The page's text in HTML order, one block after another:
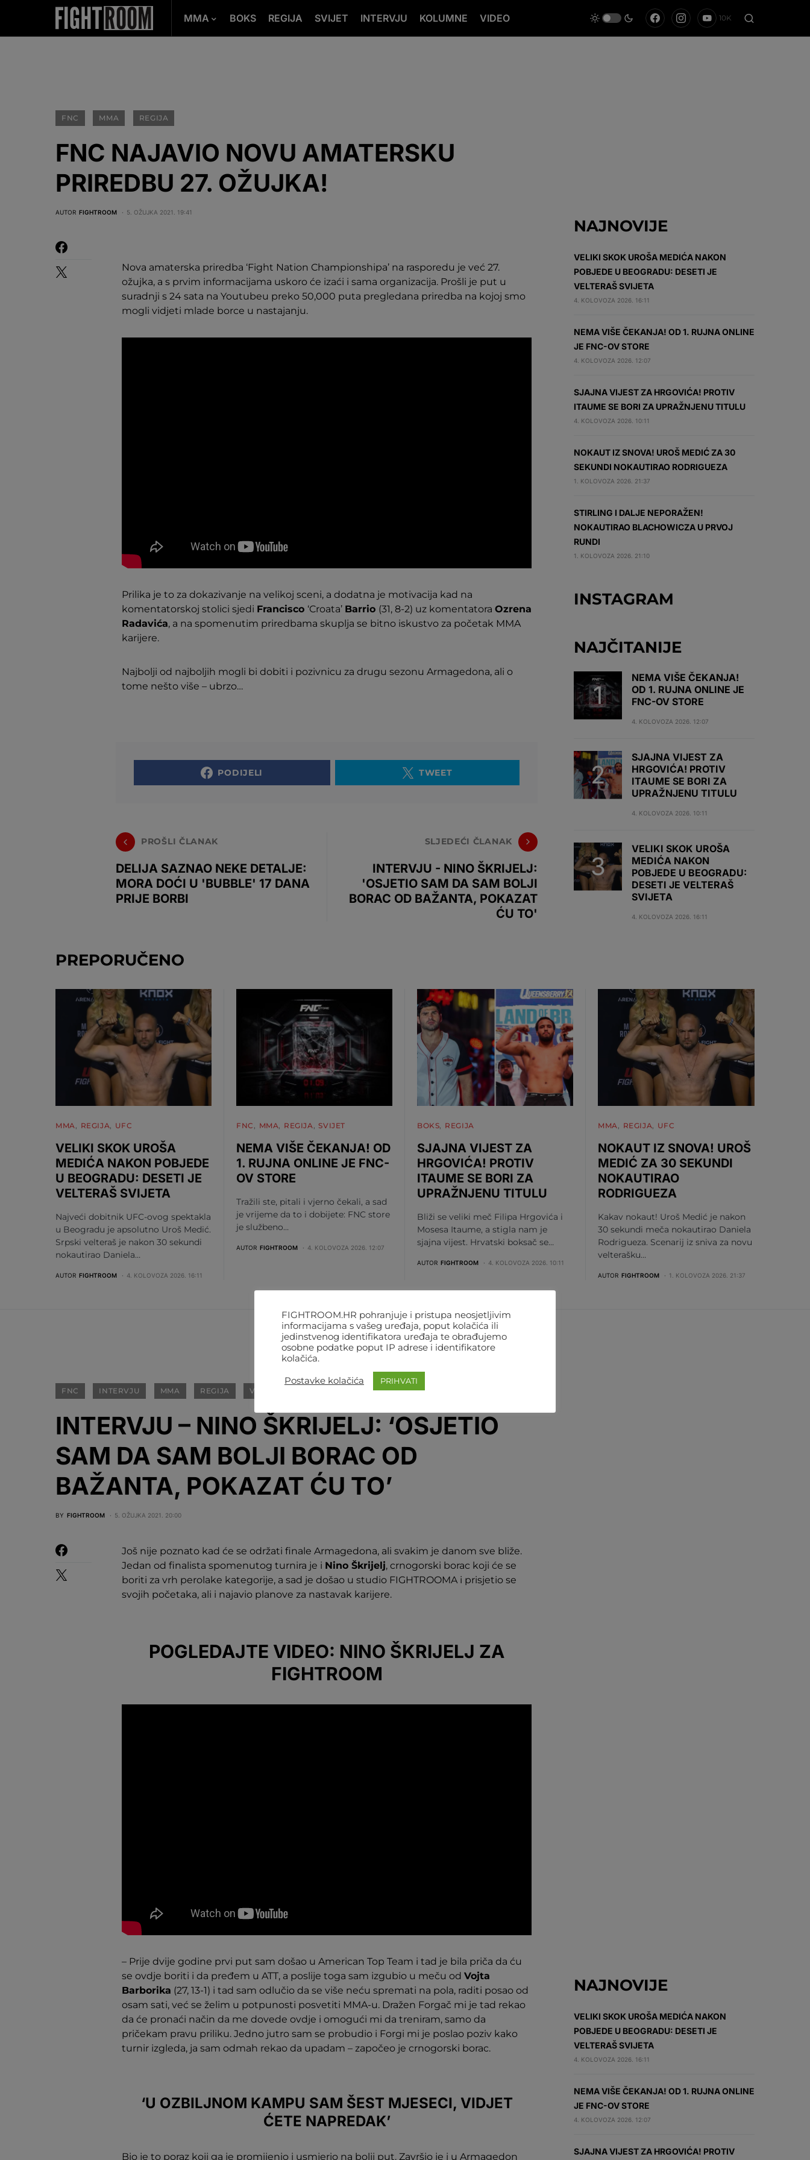
MMA BOKS REGIJA SVIJET INTERVJU KOLUMNE VIDEO 10K
FNC MMA REGIJA
FNC NAJAVIO NOVU AMATERSKU
PRIREDBU 27. OŽUJKA!
AUTOR FIGHTROOM 5. OŽUJKA 2021. 19:41
Nova amaterska priredba ‘Fight Nation Championshipa’ na rasporedu je već 27.
ožujka, a s prvim informacijama uskoro će izaći i sama organizacija. Prošli je put u
suradnji s 24 sata na Youtubeu preko 50,000 puta pregledana priredba na kojoj smo
mogli vidjeti mlade borce u nastajanju.
Prilika je to za dokazivanje na velikoj sceni, a dodatna je motivacija kad na
komentatorskoj stolici sjedi Francisco ‘Croata’ Barrio (31, 8-2) uz komentatora Ozrena
Radavića, a na spomenutim priredbama skuplja se bitno iskustvo za početak MMA
karijere.
Najbolji od najboljih mogli bi dobiti i pozivnicu za drugu sezonu Armagedona, ali o
tome nešto više – ubrzo…
PODIJELI TWEET
PROŠLI ČLANAK
DELIJA SAZNAO NEKE DETALJE:
MORA DOĆI U 'BUBBLE' 17 DANA
PRIJE BORBI
SLJEDEĆI ČLANAK
INTERVJU - NINO ŠKRIJELJ:
'OSJETIO SAM DA SAM BOLJI
BORAC OD BAŽANTA, POKAZAT
ĆU TO'
NAJNOVIJE
VELIKI SKOK UROŠA MEDIĆA NAKON
POBJEDE U BEOGRADU: DESETI JE
VELTERAŠ SVIJETA
4. KOLOVOZA 2026. 16:11
NEMA VIŠE ČEKANJA! OD 1. RUJNA ONLINE
JE FNC-OV STORE
4. KOLOVOZA 2026. 12:07
SJAJNA VIJEST ZA HRGOVIĆA! PROTIV
ITAUME SE BORI ZA UPRAŽNJENU TITULU
4. KOLOVOZA 2026. 10:11
NOKAUT IZ SNOVA! UROŠ MEDIĆ ZA 30
SEKUNDI NOKAUTIRAO RODRIGUEZA
1. KOLOVOZA 2026. 21:37
STIRLING I DALJE NEPORAŽEN!
NOKAUTIRAO BLACHOWICZA U PRVOJ
RUNDI
1. KOLOVOZA 2026. 21:10
INSTAGRAM
NAJČITANIJE
NEMA VIŠE ČEKANJA!
OD 1. RUJNA ONLINE JE
FNC-OV STORE
4. KOLOVOZA 2026. 12:07
SJAJNA VIJEST ZA
HRGOVIĆA! PROTIV
ITAUME SE BORI ZA
UPRAŽNJENU TITULU
4. KOLOVOZA 2026. 10:11
VELIKI SKOK UROŠA
MEDIĆA NAKON
POBJEDE U BEOGRADU:
DESETI JE VELTERAŠ
SVIJETA
4. KOLOVOZA 2026. 16:11
PREPORUČENO
MMA REGIJA UFC
VELIKI SKOK UROŠA
MEDIĆA NAKON POBJEDE
U BEOGRADU: DESETI JE
VELTERAŠ SVIJETA
Najveći dobitnik UFC-ovog spektakla
u Beogradu je apsolutno Uroš Medić.
Srpski velteraš je nakon 30 sekundi
nokautirao Daniela…
AUTOR FIGHTROOM 4. KOLOVOZA 2026. 16:11
FNC MMA REGIJA SVIJET
NEMA VIŠE ČEKANJA! OD
1. RUJNA ONLINE JE FNC-
OV STORE
Tražili ste, pitali i vjerno čekali, a sad
je vrijeme da to i dobijete: FNC store
je službeno…
AUTOR FIGHTROOM 4. KOLOVOZA 2026. 12:07
BOKS REGIJA
SJAJNA VIJEST ZA
HRGOVIĆA! PROTIV
ITAUME SE BORI ZA
UPRAŽNJENU TITULU
Bliži se veliki meč Filipa Hrgovića i
Mosesa Itaume, a stigla nam je
sjajna vijest. Hrvatski boksač se…
AUTOR FIGHTROOM 4. KOLOVOZA 2026. 10:11
MMA REGIJA UFC
NOKAUT IZ SNOVA! UROŠ
MEDIĆ ZA 30 SEKUNDI
NOKAUTIRAO
RODRIGUEZA
Kakav nokaut! Uroš Medić je nakon
30 sekundi meča nokautirao Daniela
Rodrigueza. Scenarij iz sniva za novu
velterašku…
AUTOR FIGHTROOM 1. KOLOVOZA 2026. 21:37
FNC INTERVJU MMA REGIJA VIDEO
INTERVJU – NINO ŠKRIJELJ: ‘OSJETIO
SAM DA SAM BOLJI BORAC OD
BAŽANTA, POKAZAT ĆU TO’
BY FIGHTROOM 5. OŽUJKA 2021. 20:00
Još nije poznato kad će se održati finale Armagedona, ali svakim je danom sve bliže.
Jedan od finalista spomenutog turnira je i Nino Škrijelj, crnogorski borac koji će se
boriti za vrh perolake kategorije, a sad je došao u studio FIGHTROOMA i prisjetio se
svojih početaka, ali i najavio planove za nastavak karijere.
POGLEDAJTE VIDEO: NINO ŠKRIJELJ ZA
FIGHTROOM
– Prije dvije godine prvi put sam došao u American Top Team i tad je bila priča da ću
se ovdje boriti i da pređem u ATT, a poslije toga sam izgubio u meču od Vojta
Barborika (27, 13-1) i tad sam odlučio da se više neću spremati na pola, raditi posao od
osam sati, već se želim u potpunosti posvetiti MMA-u. Dražen Forgač mi je tad rekao
da će pronaći način da me dovede ovdje i omogući mi da treniram, samo da
pričekam pravu priliku. Jedno jutro sam se probudio i Forgi mi je poslao poziv kako
turnir izgleda, ja sam odmah rekao da upadam – započeo je crnogorski borac.
‘U OZBILJNOM KAMPU SAM ŠEST MJESECI, VIDJET
ĆETE NAPREDAK’
Bio je to poraz koji ga je promijenio i usmjerio na bolji put. Završio je i u Armagedon
NAJNOVIJE
VELIKI SKOK UROŠA MEDIĆA NAKON
POBJEDE U BEOGRADU: DESETI JE
VELTERAŠ SVIJETA
4. KOLOVOZA 2026. 16:11
NEMA VIŠE ČEKANJA! OD 1. RUJNA ONLINE
JE FNC-OV STORE
4. KOLOVOZA 2026. 12:07
SJAJNA VIJEST ZA HRGOVIĆA! PROTIV
FIGHTROOM.HR pohranjuje i pristupa neosjetljivim
informacijama s vašeg uređaja, poput kolačića ili
jedinstvenog identifikatora uređaja te obrađujemo
osobne podatke poput IP adrese i identifikatore
kolačića.
Postavke kolačića PRIHVATI